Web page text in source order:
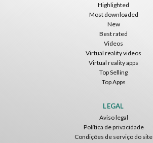
Highlighted
Most downloaded
New
Best rated
Videos
Virtual reality videos
Virtual reality apps
Top Selling
Top Apps
LEGAL
Aviso legal
Política de privacidade
Condições de serviço do site